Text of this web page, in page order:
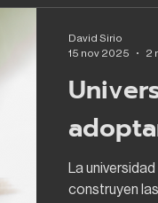
más
La
construyen
David Sirio
15 nov 2025
2